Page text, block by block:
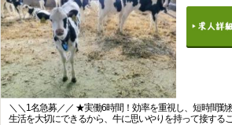
＼＼1名急募／／ ★実働6時間！効率を重視し、短時間
生活を大切にできるから、牛に思いやりを持って接する